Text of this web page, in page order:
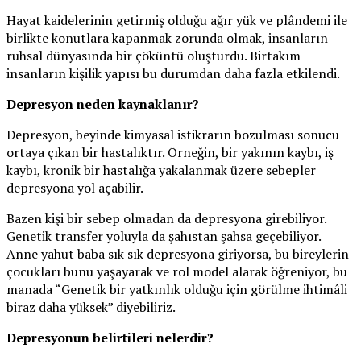
Hayat kaidelerinin getirmiş olduğu ağır yük ve plândemi ile
birlikte konutlara kapanmak zorunda olmak, insanların
ruhsal dünyasında bir çöküntü oluşturdu. Birtakım
insanların kişilik yapısı bu durumdan daha fazla etkilendi.
Depresyon neden kaynaklanır?
Depresyon, beyinde kimyasal istikrarın bozulması sonucu
ortaya çıkan bir hastalıktır. Örneğin, bir yakının kaybı, iş
kaybı, kronik bir hastalığa yakalanmak üzere sebepler
depresyona yol açabilir.
Bazen kişi bir sebep olmadan da depresyona girebiliyor.
Genetik transfer yoluyla da şahıstan şahsa geçebiliyor.
Anne yahut baba sık sık depresyona giriyorsa, bu bireylerin
çocukları bunu yaşayarak ve rol model alarak öğreniyor, bu
manada “Genetik bir yatkınlık olduğu için görülme ihtimâli
biraz daha yüksek” diyebiliriz.
Depresyonun belirtileri nelerdir?